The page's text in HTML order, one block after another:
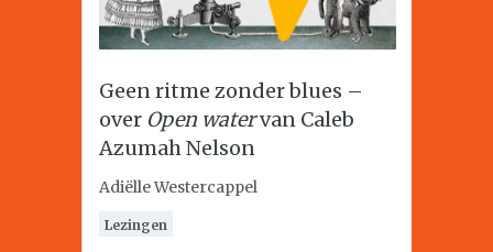
Geen ritme zonder blues –
over Open watervan Caleb
Azumah Nelson
Adiëlle Westercappel
Lezingen